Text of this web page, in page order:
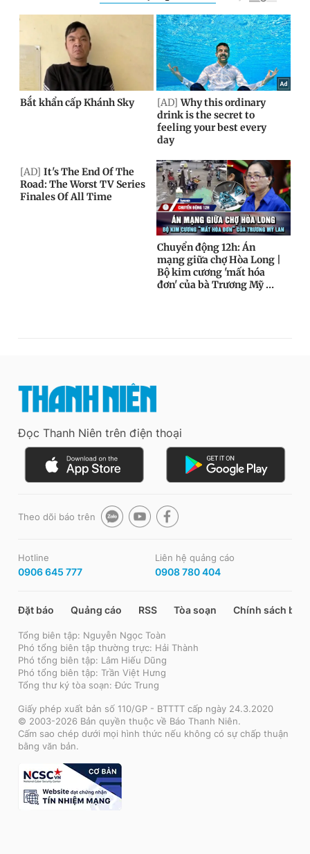
Đọc Thanh Niên trên điện thoại
Theo dõi báo trên
Hotline
0906 645 777
Liên hệ quảng cáo
0908 780 404
Đặt báo Quảng cáo RSS Tòa soạn Chính sách bảo
Tổng biên tập: Nguyễn Ngọc Toàn
Phó tổng biên tập thường trực: Hải Thành
Phó tổng biên tập: Lâm Hiếu Dũng
Phó tổng biên tập: Trần Việt Hưng
Tổng thư ký tòa soạn: Đức Trung
Giấy phép xuất bản số 110/GP - BTTTT cấp ngày 24.3.2020
© 2003-2026 Bản quyền thuộc về Báo Thanh Niên.
Cấm sao chép dưới mọi hình thức nếu không có sự chấp thuận
bằng văn bản.